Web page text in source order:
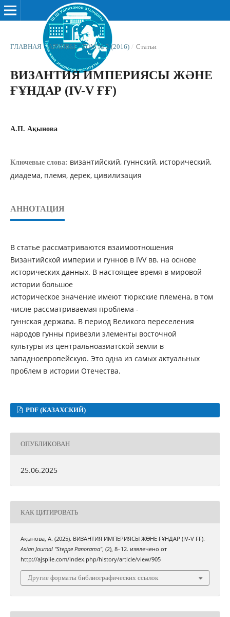
ГЛАВНАЯ / АРХИВЫ / ТОМ № 2 (2016) / Статьи
ВИЗАНТИЯ ИМПЕРИЯСЫ ЖƏНЕ
ҒҰНДАР (IV-V ҒҒ)
А.П. Ақынова
Ключевые слова: византийский, гуннский, исторический,
диадема, племя, дерек, цивилизация
АННОТАЦИЯ
В статье рассматриваются взаимоотношения
Византийской империи и гуннов в IVV вв. на основе
исторических данных. В настоящее время в мировой
истории большое
историческое значение имеют тюркские племена, в том
числе рассматриваемая проблема -
гуннская держава. В период Великого переселения
народов гунны привезли элементы восточной
культуры из центральноазиатской земли в
западноевропейскую. Это одна из самых актуальных
проблем в истории Отечества.
PDF (КАЗАХСКИЙ)
ОПУБЛИКОВАН
25.06.2025
КАК ЦИТИРОВАТЬ
Ақынова, А. (2025). ВИЗАНТИЯ ИМПЕРИЯСЫ ЖƏНЕ ҒҰНДАР (IV-V ҒҒ).
Asian Journal "Steppe Panorama", (2), 8–12. извлечено от
http://ajspiie.com/index.php/history/article/view/905
Другие форматы библиографических ссылок